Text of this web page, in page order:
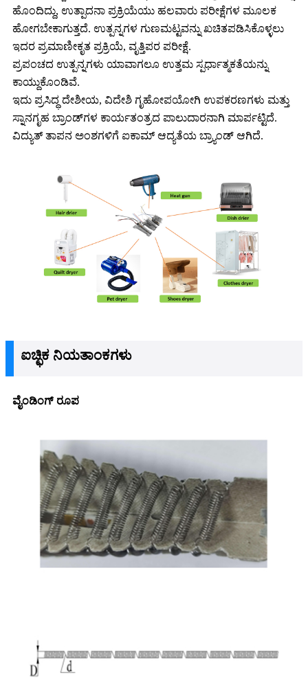
ಹೊಂದಿದ್ದು, ಉತ್ಪಾದನಾ ಪ್ರಕ್ರಿಯೆಯು ಹಲವಾರು ಪರೀಕ್ಷೆಗಳ ಮೂಲಕ
ಹೋಗಬೇಕಾಗುತ್ತದೆ. ಉತ್ಪನ್ನಗಳ ಗುಣಮಟ್ಟವನ್ನು ಖಚಿತಪಡಿಸಿಕೊಳ್ಳಲು
ಇದರ ಪ್ರಮಾಣೀಕೃತ ಪ್ರಕ್ರಿಯೆ, ವೃತ್ತಿಪರ ಪರೀಕ್ಷೆ.
ಪ್ರಪಂಚದ ಉತ್ಪನ್ನಗಳು ಯಾವಾಗಲೂ ಉತ್ತಮ ಸ್ಪರ್ಧಾತ್ಮಕತೆಯನ್ನು
ಕಾಯ್ದುಕೊಂಡಿವೆ.
ಇದು ಪ್ರಸಿದ್ಧ ದೇಶೀಯ, ವಿದೇಶಿ ಗೃಹೋಪಯೋಗಿ ಉಪಕರಣಗಳು ಮತ್ತು
ಸ್ನಾನಗೃಹ ಬ್ರಾಂಡ್‌ಗಳ ಕಾರ್ಯತಂತ್ರದ ಪಾಲುದಾರನಾಗಿ ಮಾರ್ಪಟ್ಟಿದೆ.
ವಿದ್ಯುತ್ ತಾಪನ ಅಂಶಗಳಿಗೆ ಐಕಾಮ್ ಆದ್ಯತೆಯ ಬ್ರ್ಯಾಂಡ್ ಆಗಿದೆ.
ಐಚ್ಛಿಕ ನಿಯತಾಂಕಗಳು
ವೈಂಡಿಂಗ್ ರೂಪ